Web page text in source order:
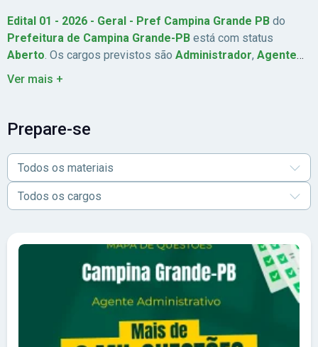
Edital 01 - 2026 - Geral - Pref Campina Grande PB do
Prefeitura de Campina Grande-PB está com status
Aberto. Os cargos previstos são Administrador, Agente
Administrativo
data da prova é30/08/2026
A taxa de inscrição é
Abrangência:Nordeste.
Ver mais +
Prepare-se
Todos os materiais
Todos os cargos